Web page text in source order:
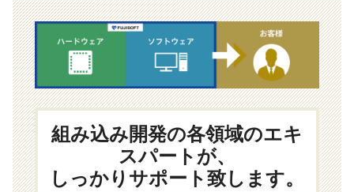
組み込み開発の各領域のエキ
スパートが、
しっかりサポート致します。